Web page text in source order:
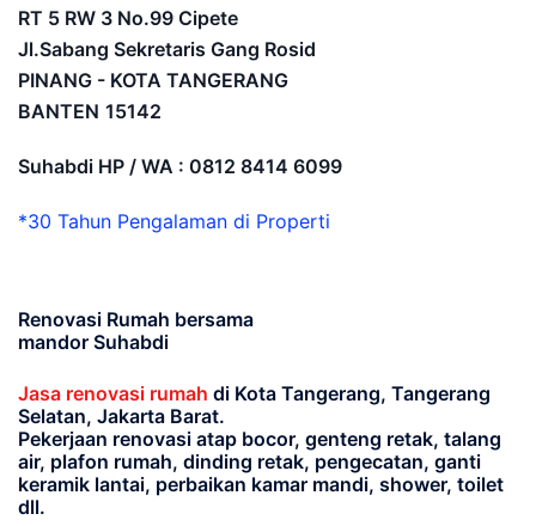
RT 5 RW 3 No.99 Cipete
Jl.Sabang Sekretaris Gang Rosid
PINANG - KOTA TANGERANG
BANTEN 15142
Suhabdi HP / WA : 0812 8414 6099
*30 Tahun Pengalaman di Properti
Renovasi Rumah bersama
mandor Suhabdi
Jasa renovasi rumah di Kota Tangerang, Tangerang
Selatan, Jakarta Barat.
Pekerjaan renovasi atap bocor, genteng retak, talang
air, plafon rumah, dinding retak, pengecatan, ganti
keramik lantai, perbaikan kamar mandi, shower, toilet
dll.